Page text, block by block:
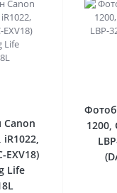
iR1022,
EXV18)
Life
1200,